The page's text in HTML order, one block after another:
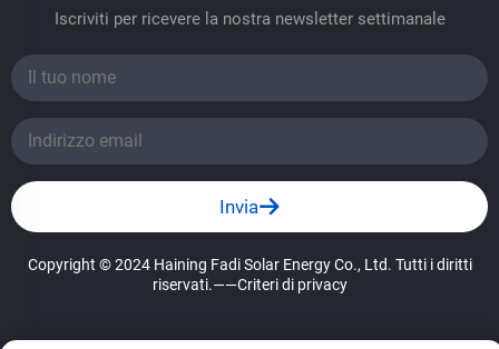
Iscriviti per ricevere la nostra newsletter settimanale
Invia
Copyright © 2024 Haining Fadi Solar Energy Co., Ltd. Tutti i diritti
riservati.——Criteri di privacy